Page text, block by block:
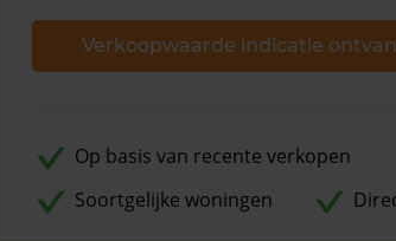
Verkoopwaarde indicatie
Op basis van recente verkopen
Soortgelijke woningen